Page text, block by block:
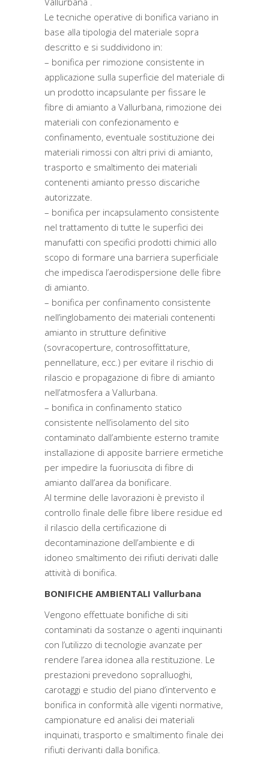
Le tecniche operative di bonifica variano in
base alla tipologia del materiale sopra
descritto e si suddividono in:
– bonifica per rimozione consistente in
applicazione sulla superficie del materiale di
un prodotto incapsulante per fissare le
fibre di amianto a Vallurbana, rimozione dei
materiali con confezionamento e
confinamento, eventuale sostituzione dei
materiali rimossi con altri privi di amianto,
trasporto e smaltimento dei materiali
contenenti amianto presso discariche
autorizzate.
– bonifica per incapsulamento consistente
nel trattamento di tutte le superfici dei
manufatti con specifici prodotti chimici allo
scopo di formare una barriera superficiale
che impedisca l’aerodispersione delle fibre
di amianto.
– bonifica per confinamento consistente
nell’inglobamento dei materiali contenenti
amianto in strutture definitive
(sovracoperture, controsoffittature,
pennellature, ecc.) per evitare il rischio di
rilascio e propagazione di fibre di amianto
nell’atmosfera a Vallurbana.
– bonifica in confinamento statico
consistente nell’isolamento del sito
contaminato dall’ambiente esterno tramite
installazione di apposite barriere ermetiche
per impedire la fuoriuscita di fibre di
amianto dall’area da bonificare.
Al termine delle lavorazioni è previsto il
controllo finale delle fibre libere residue ed
il rilascio della certificazione di
decontaminazione dell’ambiente e di
idoneo smaltimento dei rifiuti derivati dalle
attività di bonifica.
BONIFICHE AMBIENTALI Vallurbana
Vengono effettuate bonifiche di siti
contaminati da sostanze o agenti inquinanti
con l’utilizzo di tecnologie avanzate per
rendere l’area idonea alla restituzione. Le
prestazioni prevedono sopralluoghi,
carotaggi e studio del piano d’intervento e
bonifica in conformità alle vigenti normative,
campionature ed analisi dei materiali
inquinati, trasporto e smaltimento finale dei
rifiuti derivanti dalla bonifica.